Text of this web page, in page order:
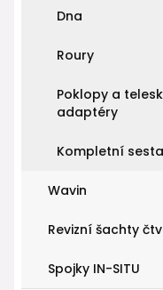
Dna
Roury
Poklopy a
adaptéry
Kompletní
Wavin
Revizní šachty
Spojky IN-SITU